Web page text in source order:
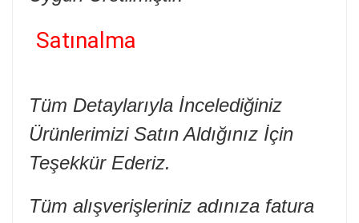
Satınalma
Tüm Detaylarıyla İncelediğiniz
Ürünlerimizi Satın Aldığınız İçin
Teşekkür Ederiz.
Tüm alışverişleriniz adınıza fatura